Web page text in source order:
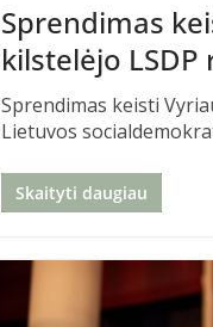
Sprendimas
kilstelėjo LSDP
Sprendimas keisti
Lietuvos
Skaityti daugiau